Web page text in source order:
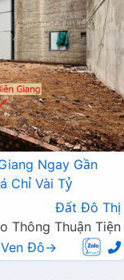
Ngay Gần
Chỉ Vài Tỷ
Đất Đô Thị
Thông Thuận Tiện
Đô→